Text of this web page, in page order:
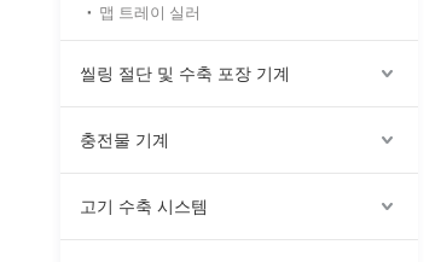
맵 트레이 실러
씰링 절단 및 수축 포장 기계
충전물 기계
고기 수축 시스템